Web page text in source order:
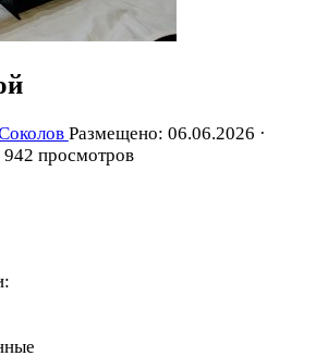
Размещено: 06.06.2026 ·
942 просмотров